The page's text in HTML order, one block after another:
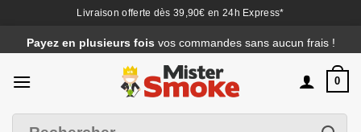
Livraison offerte dès 39,90€ en 24h Express*
au
contenu
Payez en plusieurs fois vos commandes sans aucun frais !
0